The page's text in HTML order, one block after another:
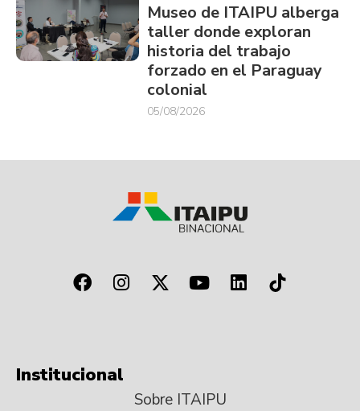
Museo de ITAIPU alberga
taller donde exploran
historia del trabajo
forzado en el Paraguay
colonial
05/08/2026
Institucional
Sobre ITAIPU